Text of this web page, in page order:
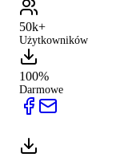
50k+
Użytkowników
100%
Darmowe